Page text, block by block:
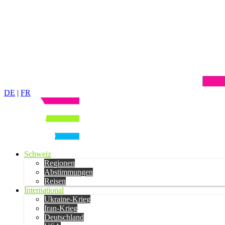
DE | FR
Schweiz
Regionen
Abstimmungen
Reisen
International
Ukraine-Krieg
Iran-Krieg
Deutschland